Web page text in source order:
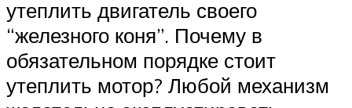
утеплить двигатель своего
“железного коня”. Почему в
обязательном порядке стоит
утеплить мотор? Любой механизм